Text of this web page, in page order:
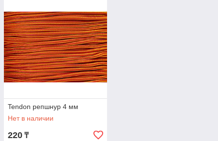
Tendon репшнур 4 мм
Нет в наличии
220 ₸